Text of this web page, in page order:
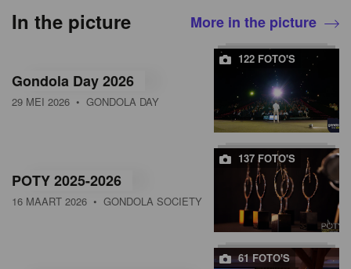
In the picture More in the picture
122 FOTO'S
Gondola Day 2026
29 MEI 2026 • GONDOLA DAY
137 FOTO'S
POTY 2025-2026
16 MAART 2026 • GONDOLA SOCIETY
61 FOTO'S